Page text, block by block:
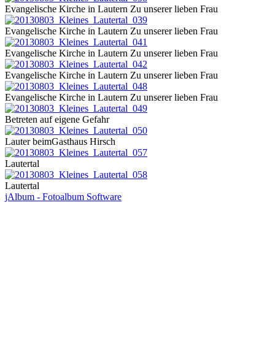
Evangelische Kirche in Lautern Zu unserer lieben Frau
Evangelische Kirche in Lautern Zu unserer lieben Frau
Evangelische Kirche in Lautern Zu unserer lieben Frau
Evangelische Kirche in Lautern Zu unserer lieben Frau
Evangelische Kirche in Lautern Zu unserer lieben Frau
Betreten auf eigene Gefahr
Lauter beimGasthaus Hirsch
Lautertal
Lautertal
jAlbum - Fotoalbum Software